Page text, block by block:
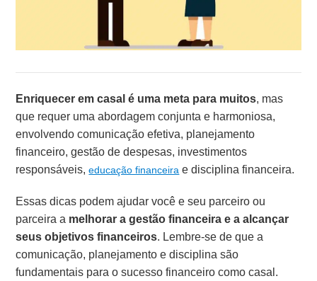
Enriquecer em casal é uma meta para muitos, mas
que requer uma abordagem conjunta e harmoniosa,
envolvendo comunicação efetiva, planejamento
financeiro, gestão de despesas, investimentos
responsáveis,educação financeira e disciplina financeira.
Essas dicas podem ajudar você e seu parceiro ou
parceira a melhorar a gestão financeira e a alcançar
seus objetivos financeiros. Lembre-se de que a
comunicação, planejamento e disciplina são
fundamentais para o sucesso financeiro como casal.